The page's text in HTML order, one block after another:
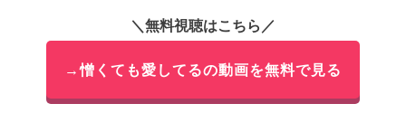
＼無料視聴はこちら／
→憎くても愛してるの動画を無料で見る